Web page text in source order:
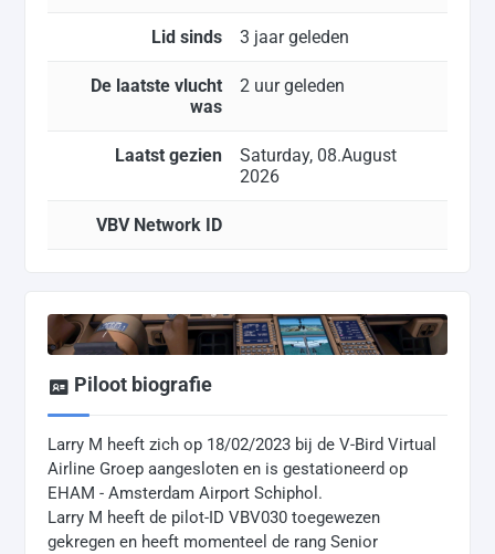
Lid sinds 3 jaar geleden
De laatste vlucht
was
2 uur geleden
Laatst gezien
Saturday, 08.August
2026
VBV Network ID
Piloot biografie
Larry M heeft zich op 18/02/2023 bij de V-Bird Virtual
Airline Groep aangesloten en is gestationeerd op
EHAM - Amsterdam Airport Schiphol.
Larry M heeft de pilot-ID VBV030 toegewezen
gekregen en heeft momenteel de rang Senior